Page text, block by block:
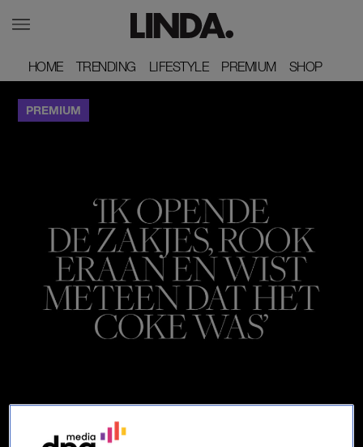
HOME
HOME TRENDING
TRENDING LIFESTYLE
LIFESTYLE PREMIUM
PREMIUM SHOP
SHOP